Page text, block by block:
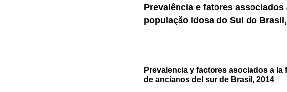
Prevalência e fatores associados
população idosa do Sul do
Prevalencia y factores asociados a
de ancianos del sur de Brasil, 2014